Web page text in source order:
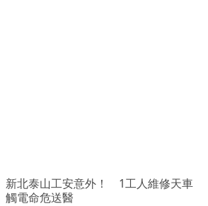
新北泰山工安意外！ 1工人維修天車
觸電命危送醫